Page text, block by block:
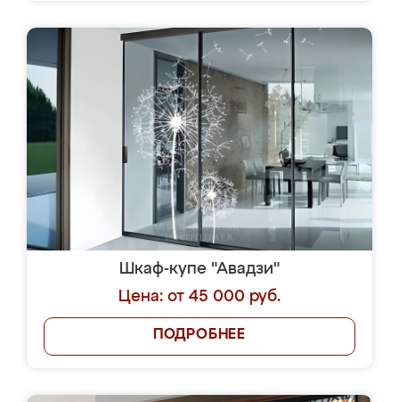
Шкаф-купе "Авадзи"
Цена: от 45 000 руб.
ПОДРОБНЕЕ